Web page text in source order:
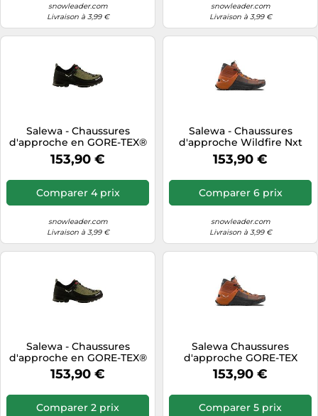
snowleader.com
Livraison à 3,99 €
snowleader.com
Livraison à 3,99 €
Salewa - Chaussures
d'approche en GORE-TEX®
- Mtn Trainer 2 GTX W
Shadow/Black pour
39
153,90 €
Comparer 4 prix
snowleader.com
Livraison à 3,99 €
Salewa - Chaussures
d'approche Wildfire Nxt
Mid GTX GORE-TEX Homme
Taille 43 Bombay
153,90 €
Comparer 6 prix
snowleader.com
Livraison à 3,99 €
Salewa - Chaussures
d'approche en GORE-TEX®
- Mtn Trainer 2 GTX W
Shadow/Black pour
Gris 38,5
153,90 €
Comparer 2 prix
Salewa Chaussures
d'approche GORE-TEX
Wildfire Nxt Mid GTX
Homme Bombay
153,90 €
Comparer 5 prix